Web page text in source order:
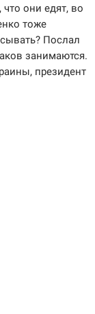
они едят, во
тоже
Послал
занимаются.
президент